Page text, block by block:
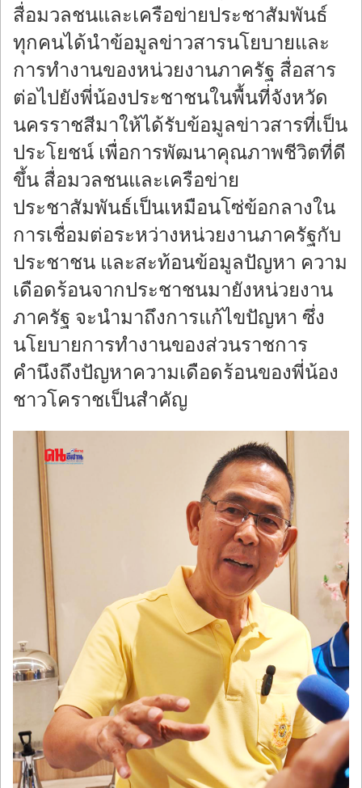
สื่อมวลชนและเครือข่ายประชาสัมพันธ์
ทุกคนได้นำข้อมูลข่าวสารนโยบายและ
การทำงานของหน่วยงานภาครัฐ สื่อสาร
ต่อไปยังพี่น้องประชาชนในพื้นที่จังหวัด
นครราชสีมาให้ได้รับข้อมูลข่าวสารที่เป็น
ประโยชน์ เพื่อการพัฒนาคุณภาพชีวิตที่ดี
ขึ้น สื่อมวลชนและเครือข่าย
ประชาสัมพันธ์เป็นเหมือนโซ่ข้อกลางใน
การเชื่อมต่อระหว่างหน่วยงานภาครัฐกับ
ประชาชน และสะท้อนข้อมูลปัญหา ความ
เดือดร้อนจากประชาชนมายังหน่วยงาน
ภาครัฐ จะนำมาถึงการแก้ไขปัญหา ซึ่ง
นโยบายการทำงานของส่วนราชการ
คำนึงถึงปัญหาความเดือดร้อนของพี่น้อง
ชาวโคราชเป็นสำคัญ